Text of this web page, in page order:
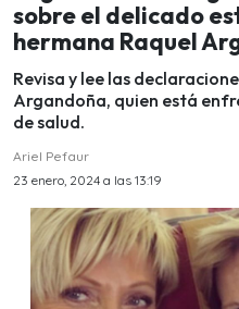
sobre el delicado
hermana Raquel
Revisa y lee las
Argandoña, quien está
de salud.
Ariel Pefaur
23 enero, 2024 a las 13:19